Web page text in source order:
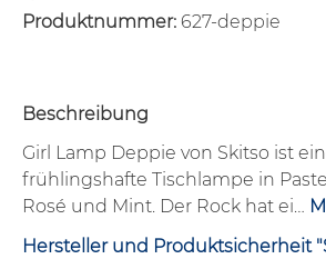
Produktnummer: 627-deppie
Beschreibung
Girl Lamp Deppie von Skitso ist
frühlingshafte Tischlampe in
Rosé und Mint. Der Rock hat ei…
Hersteller und Produktsicherheit